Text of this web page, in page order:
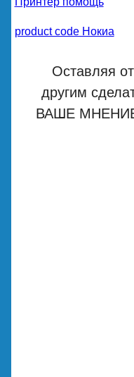
product code Нокиа
Оставляя
другим
ВАШЕ